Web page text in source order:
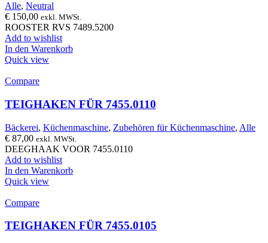
Alle, Neutral
€ 150,00 exkl. MWSt.
ROOSTER RVS 7489.5200
Add to wishlist
In den Warenkorb
Quick view
Compare
TEIGHAKEN FÜR 7455.0110
Bäckerei, Küchenmaschine, Zubehören für Küchenmaschine, Alle
€ 87,00 exkl. MWSt.
DEEGHAAK VOOR 7455.0110
Add to wishlist
In den Warenkorb
Quick view
Compare
TEIGHAKEN FÜR 7455.0105